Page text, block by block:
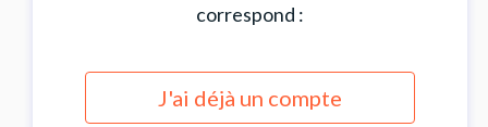
correspond :
J'ai déjà un compte